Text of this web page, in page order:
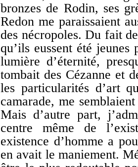
bronzes de Rodin, ses
Redon me paraissaient
des nécropoles. Du fait
qu’ils eussent été
lumière d’éternité,
tombait des Cézanne et
les particularités d’art
camarade, me
Mais d’autre part,
centre même de
existence d’homme a
en avait le maniement.